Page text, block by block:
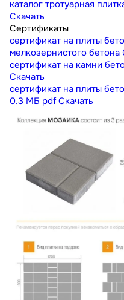
каталог тротуарная
Скачать
Сертификаты
сертификат на плиты
мелкозернистого бетона
сертификат на камни
Скачать
сертификат на плиты
0.3 МБ pdf Скачать